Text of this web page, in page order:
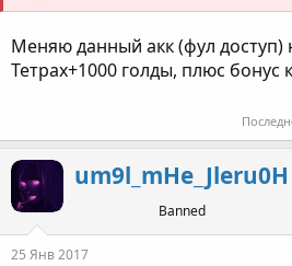
Меняю данный акк (фул доступ)
Тетрах+1000 голды, плюс бонус
um9l_mHe_Jleru0H
Banned
25 Янв 2017